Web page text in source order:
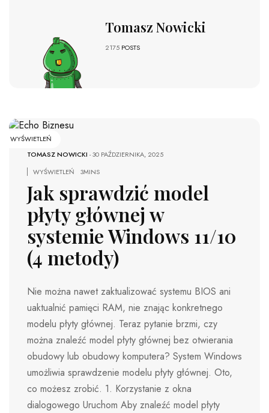
Tomasz Nowicki
2175 POSTS
WYŚWIETLEŃ
TOMASZ NOWICKI -30 PAŹDZIERNIKA, 2025
WYŚWIETLEŃ
3MINS
Jak sprawdzić model
płyty głównej w
systemie Windows 11/10
(4 metody)
Nie można nawet zaktualizować systemu BIOS ani
uaktualnić pamięci RAM, nie znając konkretnego
modelu płyty głównej. Teraz pytanie brzmi, czy
można znaleźć model płyty głównej bez otwierania
obudowy lub obudowy komputera? System Windows
umożliwia sprawdzenie modelu płyty głównej. Oto,
co możesz zrobić. 1. Korzystanie z okna
dialogowego Uruchom Aby znaleźć model płyty